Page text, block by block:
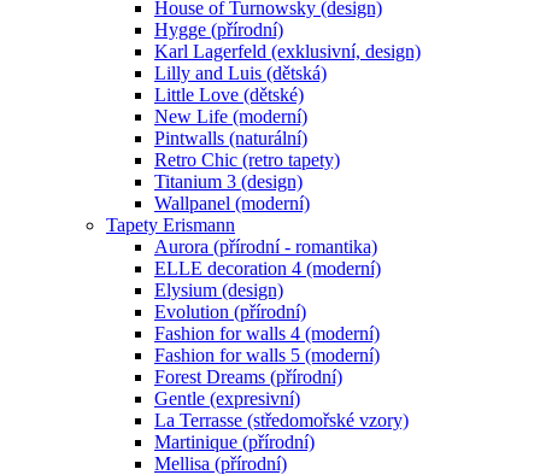
House of Turnowsky (design)
Hygge (přírodní)
Karl Lagerfeld (exklusivní, design)
Lilly and Luis (dětská)
Little Love (dětské)
New Life (moderní)
Pintwalls (naturální)
Retro Chic (retro tapety)
Titanium 3 (design)
Wallpanel (moderní)
Tapety Erismann
Aurora (přírodní - romantika)
ELLE decoration 4 (moderní)
Elysium (design)
Evolution (přírodní)
Fashion for walls 4 (moderní)
Fashion for walls 5 (moderní)
Forest Dreams (přírodní)
Gentle (expresivní)
La Terrasse (středomořské vzory)
Martinique (přírodní)
Mellisa (přírodní)